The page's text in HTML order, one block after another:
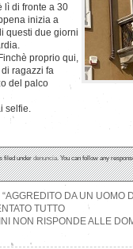
lì di fronte a 30
inizia a
questi due giorni
proprio qui,
ragazzi fa
del palco
selfie.
filed underdenuncia. You can follow any
DA UN UOMO
TUTTO
NON RISPONDE ALLE